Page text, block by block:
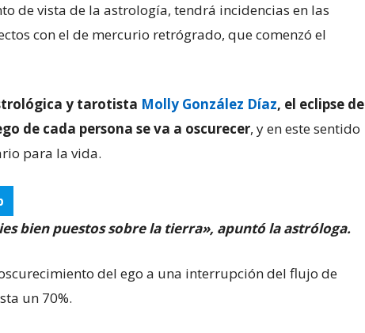
de vista de la astrología, tendrá incidencias en las
con el de mercurio retrógrado, que comenzó el
y tarotista Molly González Díaz, el eclipse de
de cada persona se va a oscurecer, y en este sentido
para la vida.
bien puestos sobre la tierra», apuntó la astróloga.
del ego a una interrupción del flujo de
un 70%.